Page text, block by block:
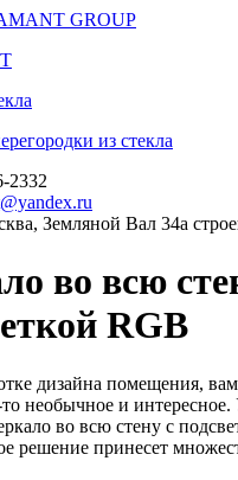
из стекла
2332
Земляной Вал 34а
во всю
RGB
дизайна помещения,
то необычное и
во всю стену с
решение принесет